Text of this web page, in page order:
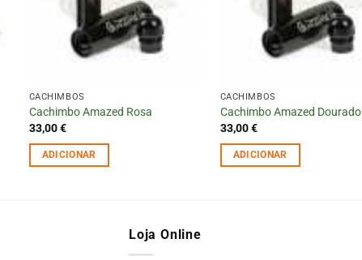
CACHIMBOS
Cachimbo Amazed Rosa
33,00€
ADICIONAR
CACHIMBOS
Cachimbo Amazed Dourado
33,00€
ADICIONAR
Loja Online